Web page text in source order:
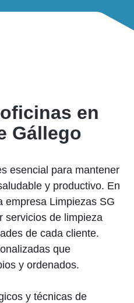
en
Gállego
esencial para mantener
y productivo. En
empresa Limpiezas SG
servicios de limpieza
de cada cliente.
que
y ordenados.
y técnicas de